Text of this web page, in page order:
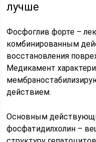
лучше
Фосфоглив форте –
комбинированным
восстановления
Медикамент
действием.
Основным
фосфатидилхолин –